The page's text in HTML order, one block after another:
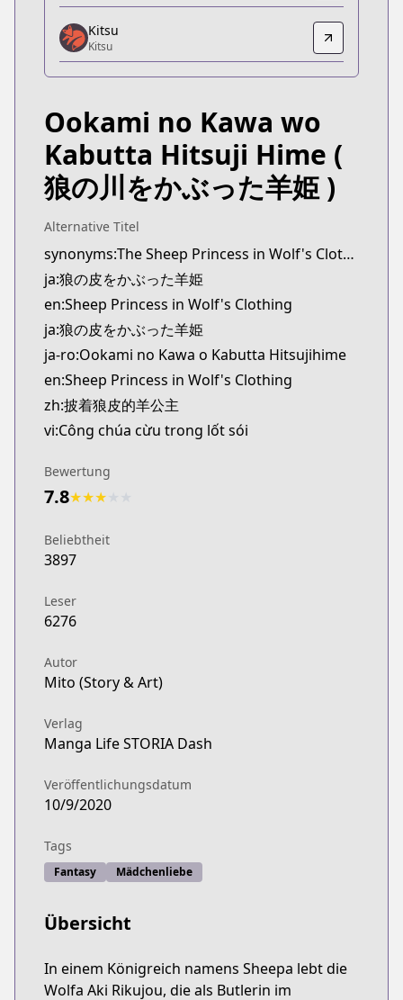
Official Raw
https://storia.takeshobo.co.jp/manga/hitsujihime/
Kitsu
Kitsu
MangaUpdates
MangaUpdates
https://www.mangaupdates.com/
Kitsu
Kitsu
Ookami no Kawa wo
Kabutta Hitsuji Hime (
狼の川をかぶった羊姫 )
Alternative Titel
synonyms:The Sheep Princess in Wolf's Clothing
ja:狼の皮をかぶった羊姫
en:Sheep Princess in Wolf's Clothing
ja:狼の皮をかぶった羊姫
ja-ro:Ookami no Kawa o Kabutta Hitsujihime
en:Sheep Princess in Wolf's Clothing
zh:披着狼皮的羊公主
vi:Công chúa cừu trong lốt sói
Bewertung
7.8★★★
Beliebtheit
3897
Leser
6276
Autor
Mito (Story & Art)
Verlag
Manga Life STORIA Dash
Veröffentlichungsdatum
10/9/2020
Tags
Fantasy Mädchenliebe
Übersicht
In einem Königreich namens Sheepa lebt die
Wolfa Aki Rikujou, die als Butlerin im